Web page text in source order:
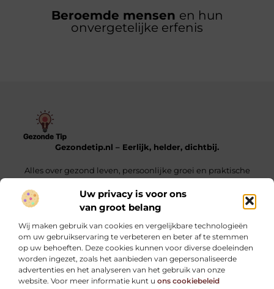
Uw privacy is voor ons
van groot belang
Wij maken gebruik van cookies en vergelijkbare technologieën
om uw gebruikservaring te verbeteren en beter af te stemmen
op uw behoeften. Deze cookies kunnen voor diverse doeleinden
worden ingezet, zoals het aanbieden van gepersonaliseerde
advertenties en het analyseren van het gebruik van onze
website. Voor meer informatie kunt u ons cookiebeleid
Beroemde mensen en hun
onvergetelijke erfenis
Gezondetip.nl – Eerlijk, helder, dichtbij.
Alles over gezond leven, persoonlijke groei en praktische
tips voor elke dag.
Onze informatie
Bericht categorie